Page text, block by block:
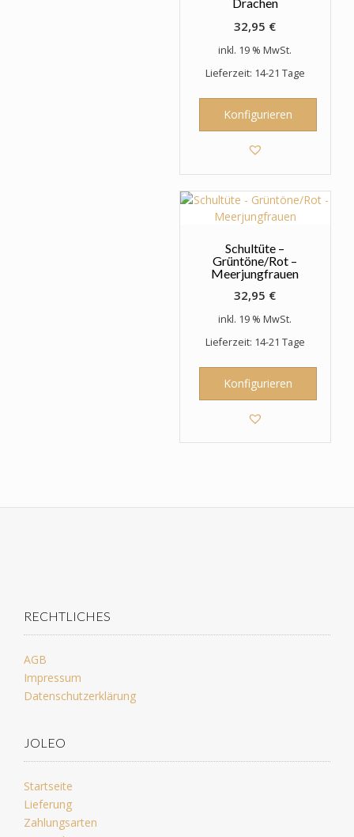
32,95 €
inkl. 19 % MwSt.
Lieferzeit: 14-21 Tage
Konfigurieren
Schultüte –
Grüntöne/Rot –
Meerjungfrauen
32,95 €
inkl. 19 % MwSt.
Lieferzeit: 14-21 Tage
Konfigurieren
RECHTLICHES
AGB
Impressum
Datenschutzerklärung
JOLEO
Startseite
Lieferung
Zahlungsarten